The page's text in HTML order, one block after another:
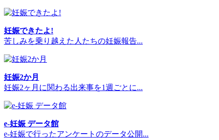
妊娠できたよ!
苦しみを乗り越えた人たちの妊娠報告...
妊娠2か月
妊娠2ヶ月に関わる出来事を1週ごとに...
e-妊娠 データ館
e-妊娠で行ったアンケートのデータ公開...